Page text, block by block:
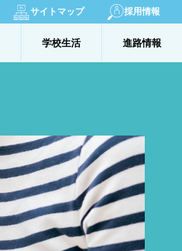
サイトマップ 採用情報
学校生活 進路情報